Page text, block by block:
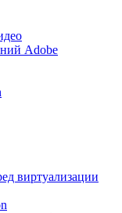
Adobe
виртуализации